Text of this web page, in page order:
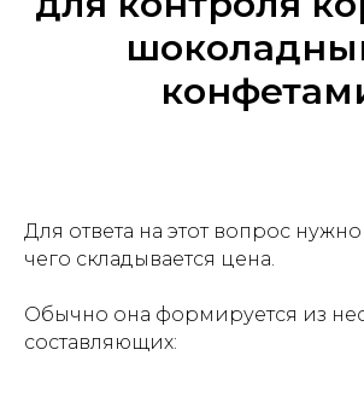
Для ответа на этот вопрос
чего складывается цена.
Обычно она формируется из
составляющих: